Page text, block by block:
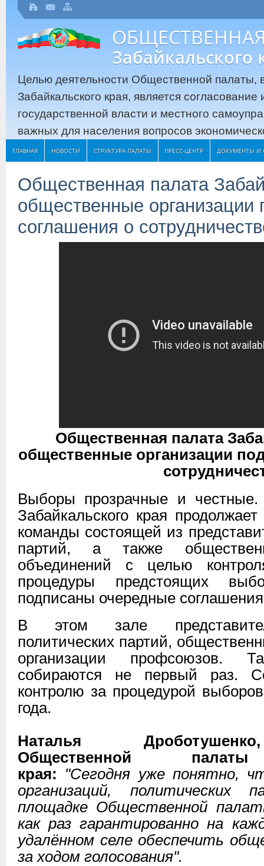
Забайкальского
Целью деятельности Общественной палаты,
Забайкальского края, является
государственной власти и местного
важных для населения вопросов
ГЛАВНАЯ НОВОСТИ СТРУКТУРА ПАЛАТЫ ПРЕСС-ЦЕНТР ДОКУМЕНТЫ И
Общественная палата
общественные организации
соглашения о
Общественная палата
общественные организации
Выборы прозрачные и честные.
Забайкальского края
команды состоящей из
партий, а также
объединений с целью
процедуры предстоящих
подписаны очередные
В этом зале
политических партий,
организации профсоюзов.
собираются не первый раз.
контролю за процедурой
года.
Наталья
Общественной палаты
края: "Сегодня уже понятно,
организаций, политических
площадке Общественной
как раз гарантированно на
удалённом селе обеспечить
за ходом голосования".